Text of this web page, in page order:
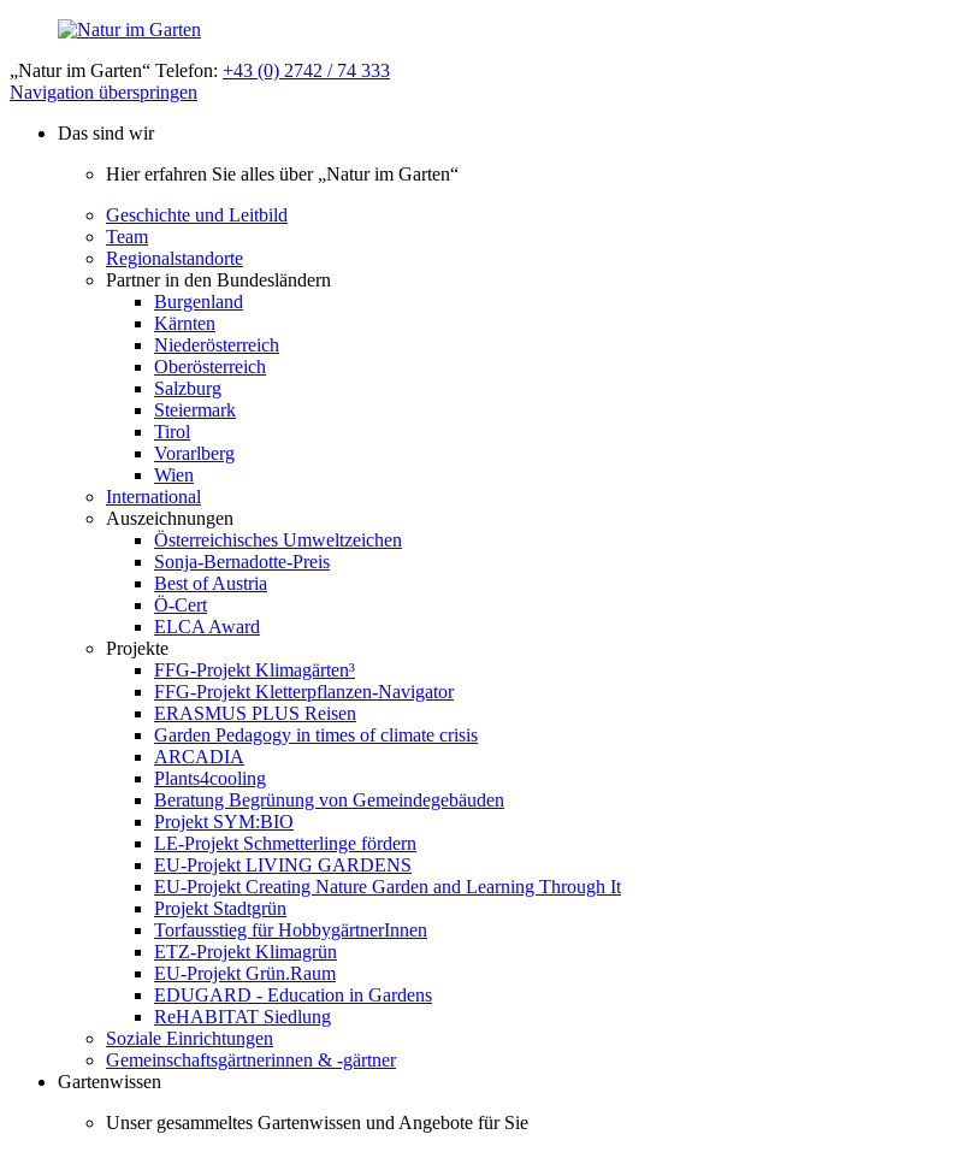
„Natur im Garten“ Telefon: +43 (0) 2742 / 74 333
Navigation überspringen
Das sind wir
Hier erfahren Sie alles über „Natur im Garten“
Geschichte und Leitbild
Team
Regionalstandorte
Partner in den Bundesländern
Burgenland
Kärnten
Niederösterreich
Oberösterreich
Salzburg
Steiermark
Tirol
Vorarlberg
Wien
International
Auszeichnungen
Österreichisches Umweltzeichen
Sonja-Bernadotte-Preis
Best of Austria
Ö-Cert
ELCA Award
Projekte
FFG-Projekt Klimagärten³
FFG-Projekt Kletterpflanzen-Navigator
ERASMUS PLUS Reisen
Garden Pedagogy in times of climate crisis
ARCADIA
Plants4cooling
Beratung Begrünung von Gemeindegebäuden
Projekt SYM:BIO
LE-Projekt Schmetterlinge fördern
EU-Projekt LIVING GARDENS
EU-Projekt Creating Nature Garden and Learning Through It
Projekt Stadtgrün
Torfausstieg für HobbygärtnerInnen
ETZ-Projekt Klimagrün
EU-Projekt Grün.Raum
EDUGARD - Education in Gardens
ReHABITAT Siedlung
Soziale Einrichtungen
Gemeinschaftsgärtnerinnen & -gärtner
Gartenwissen
Unser gesammeltes Gartenwissen und Angebote für Sie